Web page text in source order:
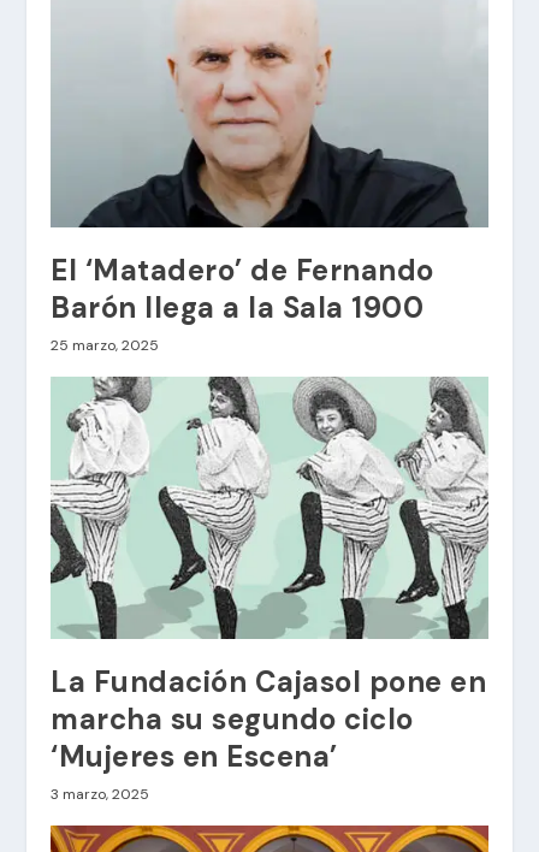
El ‘Matadero’ de Fernando
Barón llega a la Sala 1900
25 marzo, 2025
La Fundación Cajasol pone en
marcha su segundo ciclo
‘Mujeres en Escena’
3 marzo, 2025